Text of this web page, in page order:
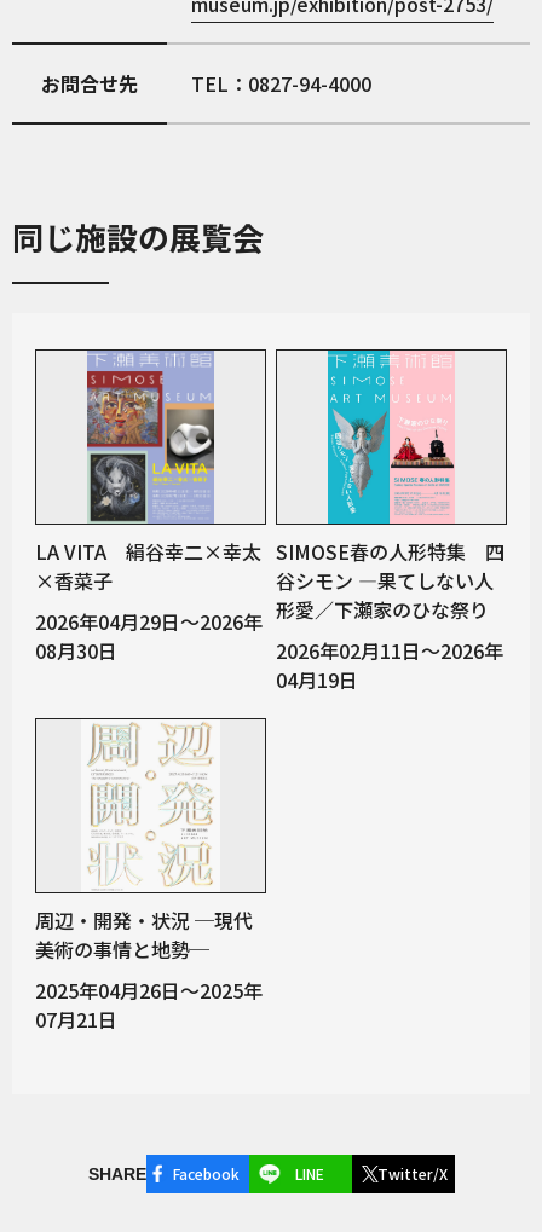
お問合せ先 TEL：0827-94-4000
同じ施設の展覧会
LA VITA 絹谷幸二×幸太
×香菜子
2026年04月29日～2026年
08月30日
SIMOSE春の人形特集 四
谷シモン —果てしない人
形愛／下瀬家のひな祭り
2026年02月11日～2026年
04月19日
周辺・開発・状況 ─現代
美術の事情と地勢─
2025年04月26日～2025年
07月21日
SHARE Facebook LINE Twitter/X